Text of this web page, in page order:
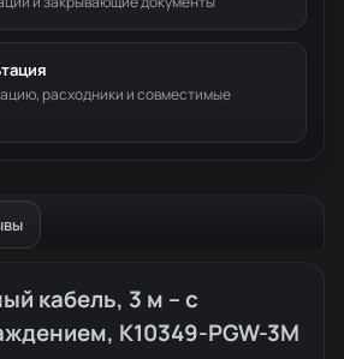
расходники и совместимые
кабель, 3 м – с
K10349-PGW-3M